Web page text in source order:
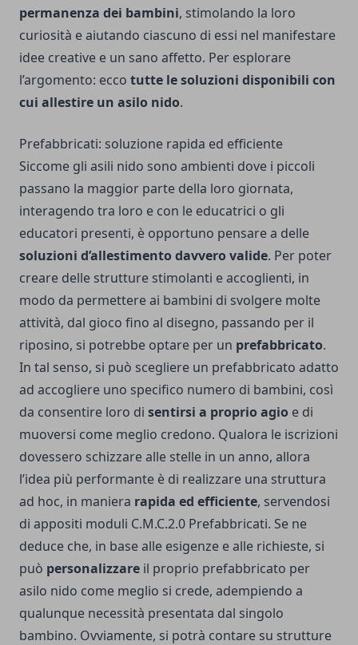
permanenza dei bambini, stimolando la loro
curiosità e aiutando ciascuno di essi nel manifestare
idee creative e un sano affetto. Per esplorare
l’argomento: ecco tutte le soluzioni disponibili con
cui allestire un asilo nido.
Prefabbricati: soluzione rapida ed efficiente
Siccome gli asili nido sono ambienti dove i piccoli
passano la maggior parte della loro giornata,
interagendo tra loro e con le educatrici o gli
educatori presenti, è opportuno pensare a delle
soluzioni d’allestimento davvero valide. Per poter
creare delle strutture stimolanti e accoglienti, in
modo da permettere ai bambini di svolgere molte
attività, dal gioco fino al disegno, passando per il
riposino, si potrebbe optare per un prefabbricato.
In tal senso, si può scegliere un prefabbricato adatto
ad accogliere uno specifico numero di bambini, così
da consentire loro di sentirsi a proprio agio e di
muoversi come meglio credono. Qualora le iscrizioni
dovessero schizzare alle stelle in un anno, allora
l’idea più performante è di realizzare una struttura
ad hoc, in maniera rapida ed efficiente, servendosi
di appositi moduli C.M.C.2.0 Prefabbricati. Se ne
deduce che, in base alle esigenze e alle richieste, si
può personalizzare il proprio prefabbricato per
asilo nido come meglio si crede, adempiendo a
qualunque necessità presentata dal singolo
bambino. Ovviamente, si potrà contare su strutture